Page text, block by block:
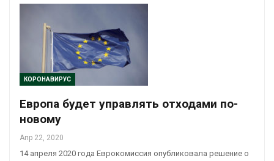
КОРОНАВИРУС
Европа будет управлять отходами по-
новому
Апр 22, 2020
14 апреля 2020 года Еврокомиссия опубликовала решение о